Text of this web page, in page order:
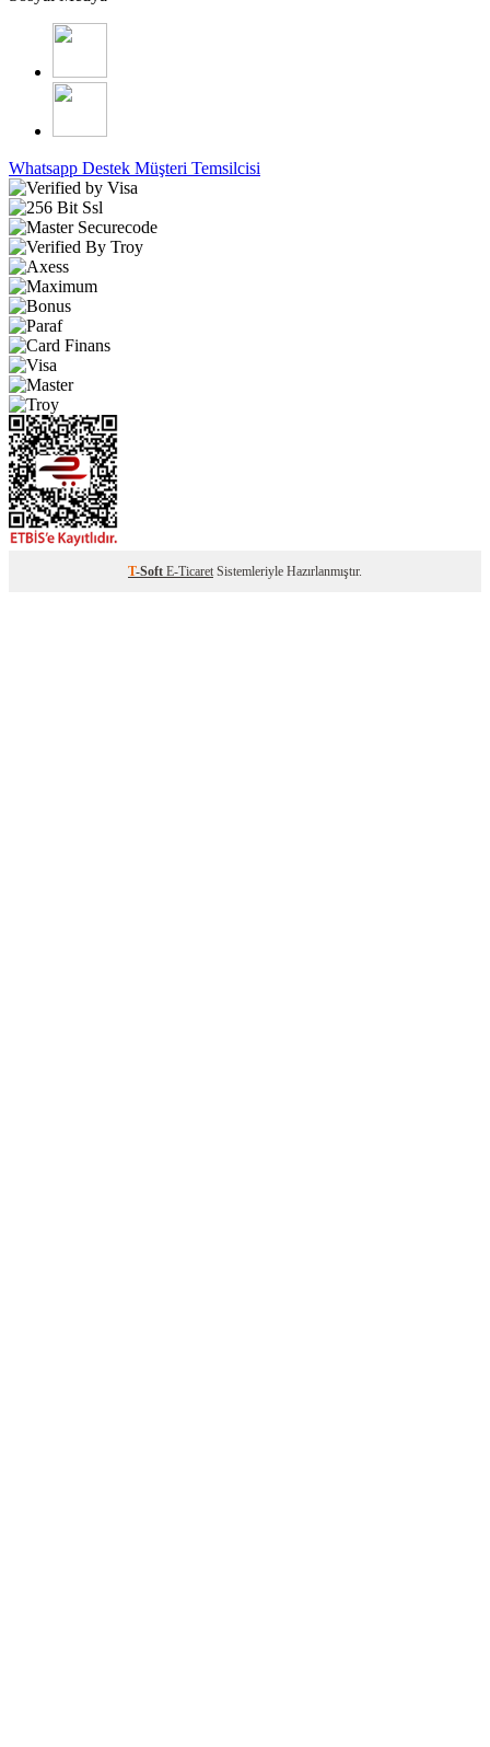
Whatsapp Destek Müşteri Temsilcisi
T-Soft E-Ticaret Sistemleriyle Hazırlanmıştır.